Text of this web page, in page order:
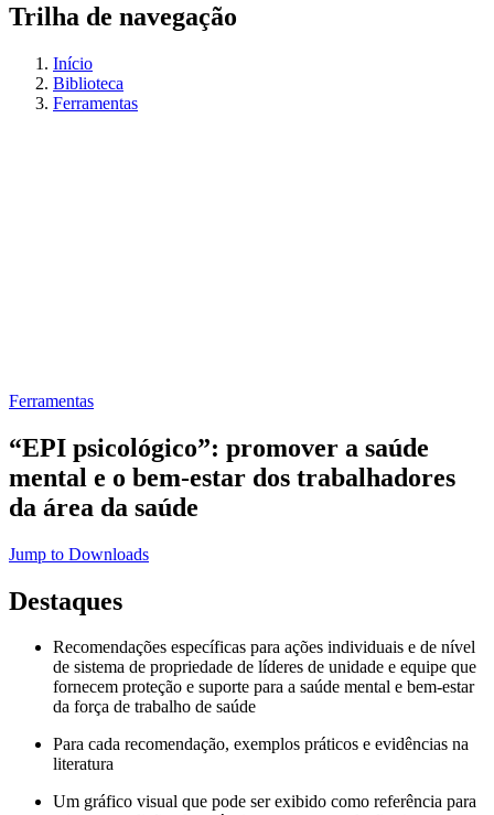
Trilha de navegação
Início
Biblioteca
Ferramentas
Ferramentas
“EPI psicológico”: promover a saúde
mental e o bem-estar dos trabalhadores
da área da saúde
Jump to Downloads
Destaques
Recomendações específicas para ações individuais e de nível
de sistema de propriedade de líderes de unidade e equipe que
fornecem proteção e suporte para a saúde mental e bem-estar
da força de trabalho de saúde
Para cada recomendação, exemplos práticos e evidências na
literatura
Um gráfico visual que pode ser exibido como referência para